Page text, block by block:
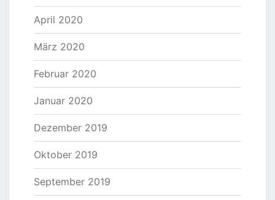
April 2020
März 2020
Februar 2020
Januar 2020
Dezember 2019
Oktober 2019
September 2019